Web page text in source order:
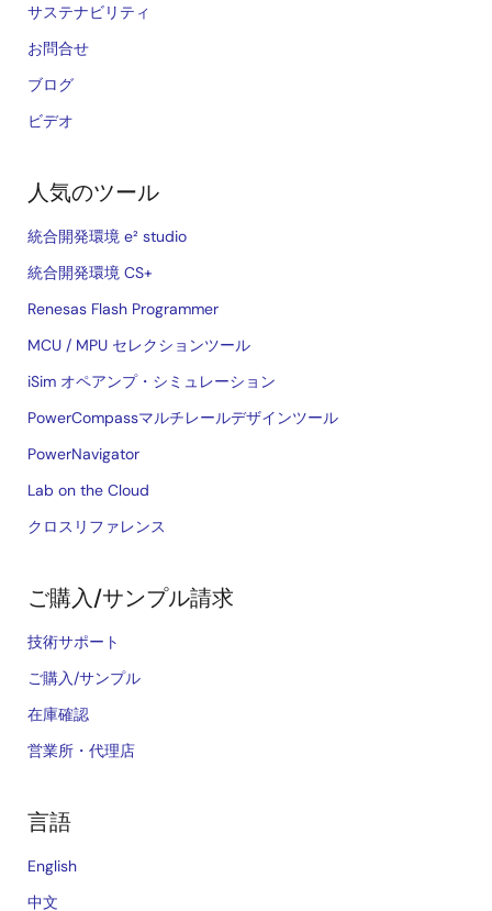
サステナビリティ
お問合せ
ブログ
ビデオ
人気のツール
統合開発環境 e² studio
統合開発環境 CS+
Renesas Flash Programmer
MCU / MPU セレクションツール
iSim オペアンプ・シミュレーション
PowerCompassマルチレールデザインツール
PowerNavigator
Lab on the Cloud
クロスリファレンス
ご購入/サンプル請求
技術サポート
ご購入/サンプル
在庫確認
営業所・代理店
言語
English
中文